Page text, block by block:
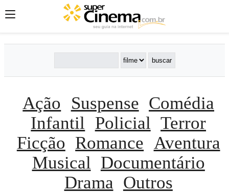
Ação Suspense Comédia
Infantil
Policial Terror
Ficção Romance Aventura
Musical
Documentário
Drama Outros